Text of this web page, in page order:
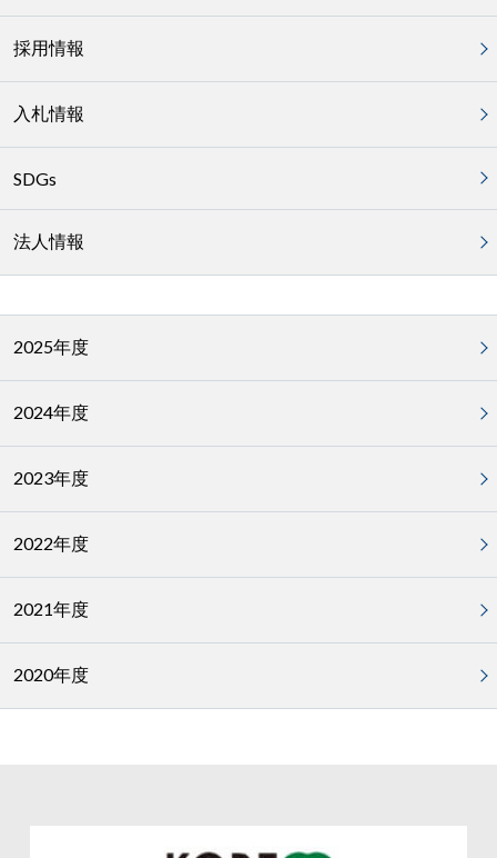
採用情報
入札情報
SDGs
法人情報
2025年度
2024年度
2023年度
2022年度
2021年度
2020年度